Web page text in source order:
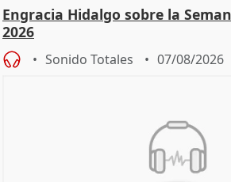
Engracia Hidalgo sobre la
2026
Sonido Totales 07/08/2026